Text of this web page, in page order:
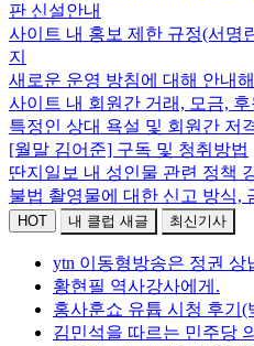
판 신설안내
사이트 내 홍보 제한 규정(서명
지
새로운 운영 방침에 대해 안내
사이트 내 회원간 거래, 모금,
특정인 상대 욕설 및 회원간 저
[월말 김어준] 구독 및 청취방법
딴지일보 내 성인물 관련 정책
불법 촬영물에 대한 신고 방식,
HOT 내 클럽 새글 최신기사
ytn 이동형방송은 정권 상
황현필 역사강사에게.
홍사훈쇼 유튭 시청 후기(
김민석을 따르는 민주당